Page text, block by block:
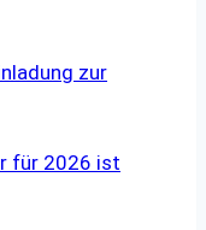
zur
für 2026 ist